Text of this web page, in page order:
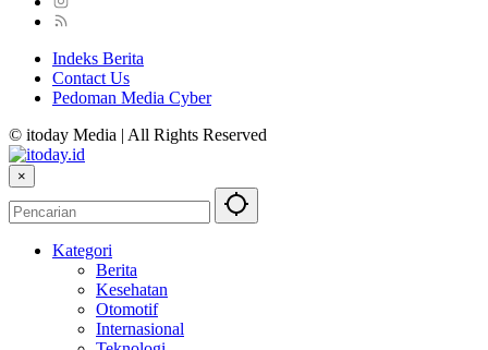
Indeks Berita
Contact Us
Pedoman Media Cyber
© itoday Media | All Rights Reserved
×
Kategori
Berita
Kesehatan
Otomotif
Internasional